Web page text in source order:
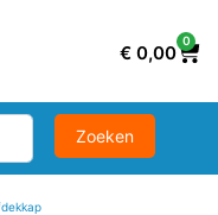
€ 0,00
0